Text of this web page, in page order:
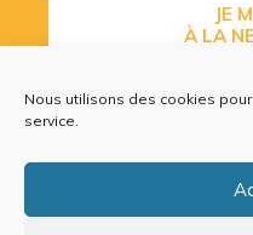
Nous utilisons des cookies
service.
JE
À LA